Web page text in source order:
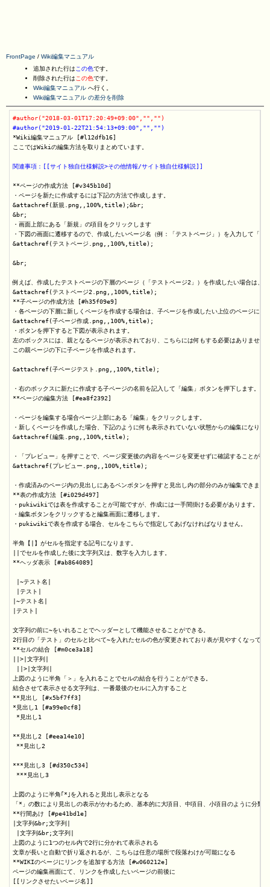
FrontPage / Wiki編集マニュアル
追加された行は この色です。
削除された行は この色です。
Wiki編集マニュアル へ行く。
Wiki編集マニュアル の差分を削除
#author("2018-03-01T17:20:49+09:00","","")
#author("2019-01-22T21:54:13+09:00","","")
*Wiki編集マニュアル [#l12dfb16]
ここではWikiの編集方法を取りまとめています。
関連事項：[[サイト独自仕様解説>その他情報/サイト独自仕様解説]]
**ページの作成方法 [#v345b10d]
・ページを新たに作成するには下記の方法で作成します。
&attachref(新規.png,,100%,title);&br;
&br;
・画面上部にある「新規」の項目をクリックします
・下図の画面に遷移するので、作成したいページ名（例：「テストページ」）を入力して「
&attachref(テストページ.png,,100%,title);
&br;
例えば、作成したテストページの下層のページ（「テストページ2」）を作成したい場合は、
&attachref(テストページ2.png,,100%,title);
**子ページの作成方法 [#h35f09e9]
・各ページの下層に新しくページを作成する場合は、子ページを作成したい上位のページに
&attachref(子ページ作成.png,,100%,title);
・ボタンを押下すると下図が表示されます。
左のボックスには、親となるページが表示されており、こちらには何もする必要はありません
この親ページの下に子ページを作成されます。
&attachref(子ページテスト.png,,100%,title);
・右のボックスに新たに作成する子ページの名前を記入して「編集」ボタンを押下します。
**ページの編集方法 [#ea8f2392]
・ページを編集する場合ページ上部にある「編集」をクリックします。
・新しくページを作成した場合、下記のように何も表示されていない状態からの編集になりま
&attachref(編集.png,,100%,title);
・「プレビュー」を押すことで、ページ変更後の内容をページを変更せずに確認することがで
&attachref(プレビュー.png,,100%,title);
・作成済みのページ内の見出しにあるペンボタンを押すと見出し内の部分のみが編集できま
**表の作成方法 [#i029d497]
・pukiwikiでは表を作成することが可能ですが、作成には一手間掛ける必要があります。
・編集ボタンをクリックすると編集画面に遷移します。
・pukiwikiで表を作成する場合、セルをこちらで指定してあげなければなりません。
半角【|】がセルを指定する記号になります。
||でセルを作成した後に文字列又は、数字を入力します。
**ヘッダ表示 [#ab864089]
|~テスト名|
|テスト|
|~テスト名|
|テスト|
文字列の前に~をいれることでヘッダーとして機能させることができる。
2行目の「テスト」のセルと比べて~を入れたセルの色が変更されており表が見やすくなってい
**セルの結合 [#m0ce3a18]
||>|文字列|
||>|文字列|
上図のように半角「＞」を入れることでセルの結合を行うことができる。
結合させて表示させる文字列は、一番最後のセルに入力すること
**見出し [#x5bf7ff3]
*見出し1 [#a99e0cf8]
*見出し1
**見出し2 [#eea14e10]
**見出し2
***見出し3 [#d350c534]
***見出し3
上図のように半角｢*｣を入れると見出し表示となる
「*」の数により見出しの表示がかわるため、基本的に大項目、中項目、小項目のように分類
**行間あけ [#pe41bd1e]
|文字列&br;文字列|
|文字列&br;文字列|
上図のように1つのセル内で2行に分かれて表示される
文章が長いと自動で折り返されるが、こちらは任意の場所で段落わけが可能になる
**WIKIのページにリンクを追加する方法 [#w060212e]
ページの編集画面にて、リンクを作成したいページの前後に
[[リンクさせたいページ名]]